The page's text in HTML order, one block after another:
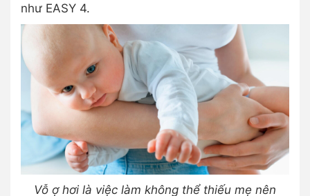
như EASY 4.
Vỗ ợ hơi là việc làm không thể thiếu mẹ nên